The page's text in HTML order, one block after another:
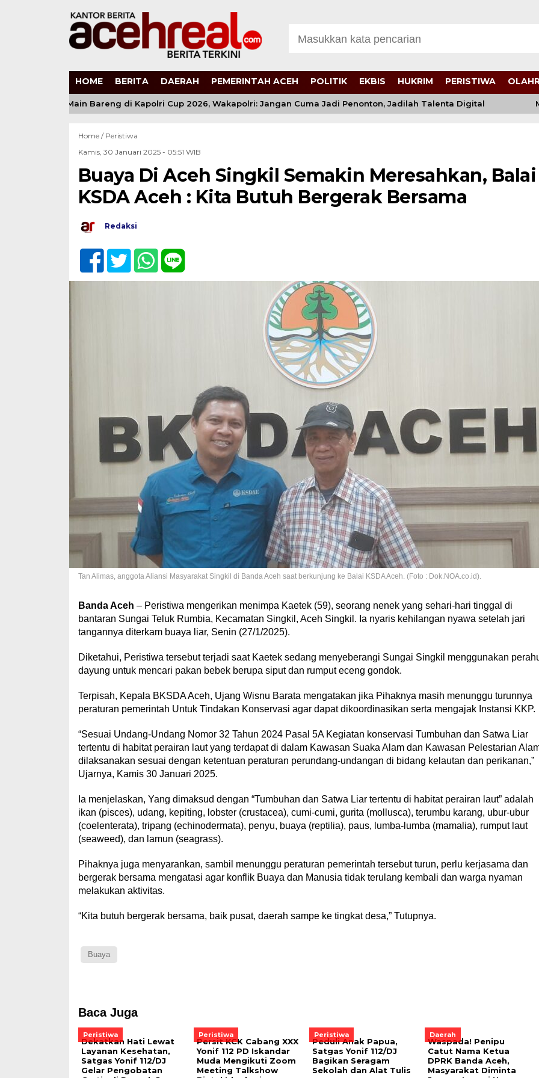
HOME BERITA DAERAH PEMERINTAH ACEH POLITIK EKBIS HUKRIM PERISTIWA
Anak Muda Main Bareng di Kapolri Cup 2026, Wakapolri: Jangan Cuma Jadi Penonton, Jadilah Talenta Digital
Home / Peristiwa
Kamis, 30 Januari 2025 - 05:51 WIB
Buaya Di Aceh Singkil Semakin Meresahkan, Balai
KSDA Aceh : Kita Butuh Bergerak Bersama
Redaksi
Tan Alimas, anggota Aliansi Masyarakat Singkil di Banda Aceh saat berkunjung ke Balai KSDA Aceh. (Foto : Dok.NOA.co.id).
Banda Aceh – Peristiwa mengerikan menimpa Kaetek (59), seorang nenek yang sehari-hari tinggal di
bantaran Sungai Teluk Rumbia, Kecamatan Singkil, Aceh Singkil. Ia nyaris kehilangan nyawa setelah jari
tangannya diterkam buaya liar, Senin (27/1/2025).
Diketahui, Peristiwa tersebut terjadi saat Kaetek sedang menyeberangi Sungai Singkil menggunakan
dayung untuk mencari pakan bebek berupa siput dan rumput eceng gondok.
Terpisah, Kepala BKSDA Aceh, Ujang Wisnu Barata mengatakan jika Pihaknya masih menunggu turunnya
peraturan pemerintah Untuk Tindakan Konservasi agar dapat dikoordinasikan serta mengajak Instansi KKP.
“Sesuai Undang-Undang Nomor 32 Tahun 2024 Pasal 5A Kegiatan konservasi Tumbuhan dan Satwa Liar
tertentu di habitat perairan laut yang terdapat di dalam Kawasan Suaka Alam dan Kawasan Pelestarian
dilaksanakan sesuai dengan ketentuan peraturan perundang-undangan di bidang kelautan dan perikanan,”
Ujarnya, Kamis 30 Januari 2025.
Ia menjelaskan, Yang dimaksud dengan “Tumbuhan dan Satwa Liar tertentu di habitat perairan laut” adalah
ikan (pisces), udang, kepiting, lobster (crustacea), cumi-cumi, gurita (mollusca), terumbu karang, ubur-ubur
(coelenterata), tripang (echinodermata), penyu, buaya (reptilia), paus, lumba-lumba (mamalia), rumput laut
(seaweed), dan lamun (seagrass).
Pihaknya juga menyarankan, sambil menunggu peraturan pemerintah tersebut turun, perlu kerjasama dan
bergerak bersama mengatasi agar konflik Buaya dan Manusia tidak terulang kembali dan warga nyaman
melakukan aktivitas.
“Kita butuh bergerak bersama, baik pusat, daerah sampe ke tingkat desa,” Tutupnya.
Buaya
Baca Juga
Peristiwa
Dekatkan Hati Lewat
Layanan Kesehatan,
Satgas Yonif 112/DJ
Gelar Pengobatan
Peristiwa
Persit KCK Cabang XXX
Yonif 112 PD Iskandar
Muda Mengikuti Zoom
Meeting Talkshow
Peristiwa
Peduli Anak Papua,
Satgas Yonif 112/DJ
Bagikan Seragam
Sekolah dan Alat Tulis
Daerah
Waspada! Penipu
Catut Nama Ketua
DPRK Banda Aceh,
Masyarakat Diminta